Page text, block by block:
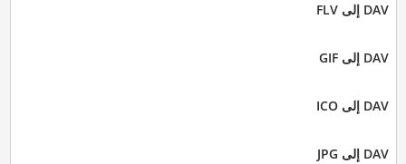
DAV إلى FLV
DAV إلى GIF
DAV إلى ICO
DAV إلى JPG